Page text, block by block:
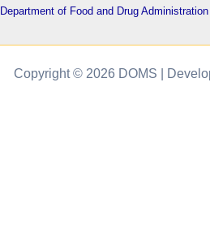
Department of Food and Drug Administration
Copyright © 2026 DOMS |